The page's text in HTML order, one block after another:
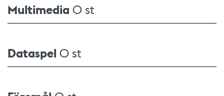
Multimedia 0 st
Dataspel 0 st